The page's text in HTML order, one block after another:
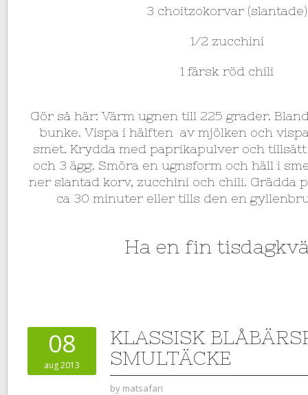
3 choitzokorvar (slantade)
1/2 zucchini
1 färsk röd chili
Gör så här: Värm ugnen till 225 grader.
bunke. Vispa i hälften av mjölken och
smet. Krydda med paprikapulver och
och 3 ägg. Smöra en ugnsform och häll i
ner slantad korv, zucchini och chili. Grädda
ca 30 minuter eller tills den en
Ha en fin
08
aug 2013
KLASSISK
SMULTÄCKE
by matsafari